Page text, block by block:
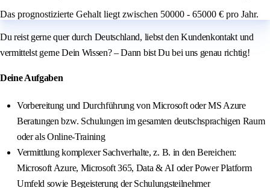
Das prognostizierte Gehalt liegt zwischen 50000 - 65000 € pro Jahr.
Du reist gerne quer durch Deutschland, liebst den Kundenkontakt und
vermittelst gerne Dein Wissen? – Dann bist Du bei uns genau richtig!
Deine Aufgaben
Vorbereitung und Durchführung von Microsoft oder MS Azure
Beratungen bzw. Schulungen im gesamten deutschsprachigen Raum
oder als Online-Training
Vermittlung komplexer Sachverhalte, z. B. in den Bereichen:
Microsoft Azure, Microsoft 365, Data & AI oder Power Platform
Umfeld sowie Begeisterung der Schulungsteilnehmer